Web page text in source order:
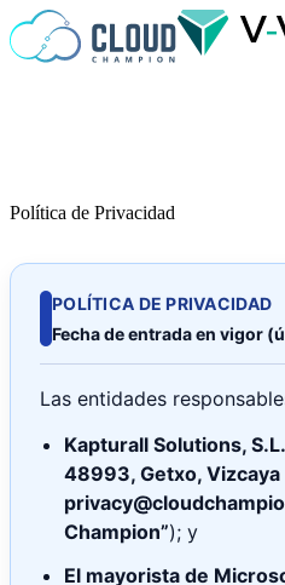
Saltar al contenido
Política de Privacidad
POLÍTICA DE PRIVACIDAD
Fecha de entrada en vigor
Las entidades
Kapturall Solutions, S.L.
48993, Getxo, Vizcaya
Champion”); y
El mayorista de